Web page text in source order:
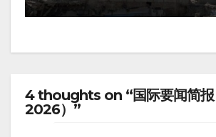
4 thoughts on “国际要闻简
2026）”